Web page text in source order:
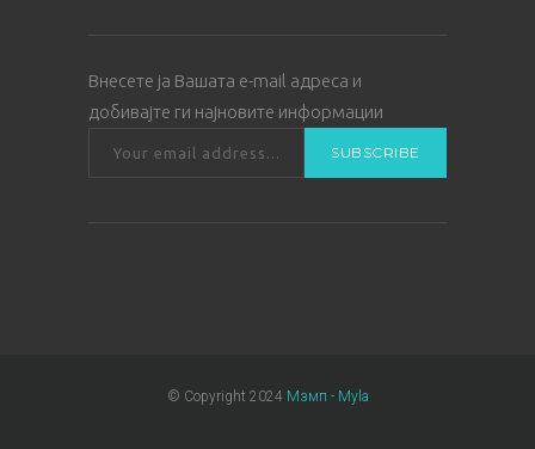
Внесете ја Вашата е-mail адреса и
добивајте ги најновите информации
© Copyright 2024 Мзмп - Myla